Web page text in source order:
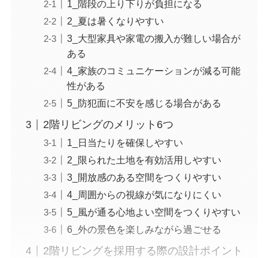
1_階段の上り下りが負担になる
2_夏は暑くなりやすい
3_大型家具や家電の搬入が難しい場合が
ある
4_家族のコミュニケーションが減る可能
性がある
5_防犯面に不安を感じる場合がある
2階リビングのメリット6つ
1_日当たりを確保しやすい
2_限られた土地を有効活用しやすい
3_開放感のある空間をつくりやすい
4_周囲からの視線が気になりにくい
5_風が通る心地よい空間をつくりやすい
6_外の景色を楽しみながら過ごせる
2階リビングを採用する際の設計ポイント